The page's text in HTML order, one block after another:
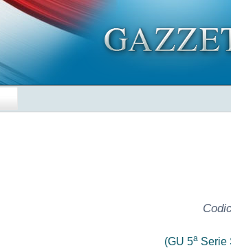
(GU 5a Serie